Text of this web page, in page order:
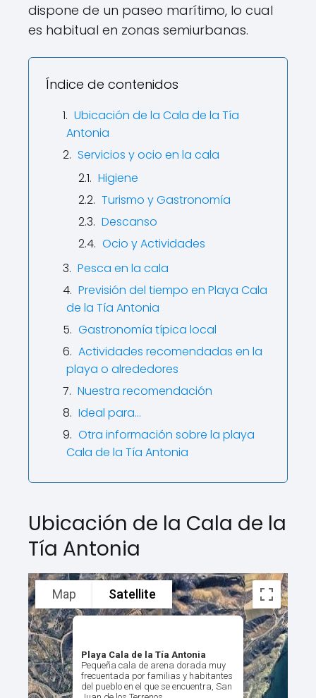
dispone de un paseo marítimo, lo cual
es habitual en zonas semiurbanas.
Índice de contenidos
Ubicación de la Cala de la Tía
Antonia
Servicios y ocio en la cala
Higiene
Turismo y Gastronomía
Descanso
Ocio y Actividades
Pesca en la cala
Previsión del tiempo en Playa Cala
de la Tía Antonia
Gastronomía típica local
Actividades recomendadas en la
playa o alrededores
Nuestra recomendación
Ideal para…
Otra información sobre la playa
Cala de la Tía Antonia
Ubicación de la Cala de la
Tía Antonia
Playa Cala de la Tía Antonia
Pequeña cala de arena dorada muy
frecuentada por familias y habitantes
del pueblo en el que se encuentra, San
Map Satellite